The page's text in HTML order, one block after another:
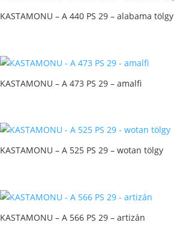
KASTAMONU – A 440 PS 29 – alabama tölgy
KASTAMONU – A 473 PS 29 – amalfi
KASTAMONU – A 525 PS 29 – wotan tölgy
KASTAMONU – A 566 PS 29 – artizán